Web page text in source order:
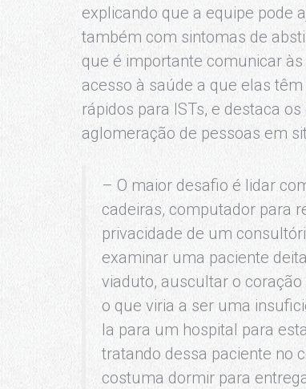
explicando que a equipe pode
também com sintomas de
que é importante comunicar
acesso à saúde a que elas
rápidos para ISTs, e destaca
aglomeração de pessoas em
– O maior desafio é lidar
cadeiras, computador para
privacidade de um
examinar uma paciente
viaduto, auscultar o
o que viria a ser uma
la para um hospital para
tratando dessa paciente no
costuma dormir para